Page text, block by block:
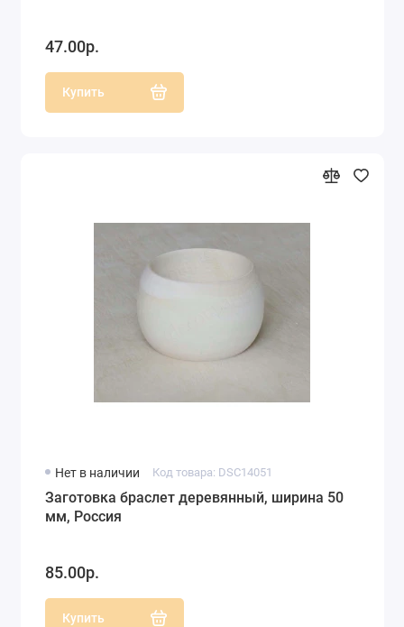
47.00р.
Купить
Нет в наличии Код товара: DSC14051
Заготовка браслет деревянный, ширина 50
мм, Россия
85.00р.
Купить